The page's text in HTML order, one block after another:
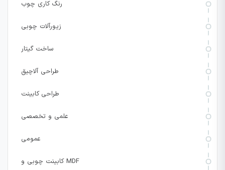
رنگ کاری چوب
زیورآلات چوبی
ساخت گیتار
طراحی آلاچیق
طراحی کابینت
علمی و تخصصی
عمومی
کابینت چوبی و MDF